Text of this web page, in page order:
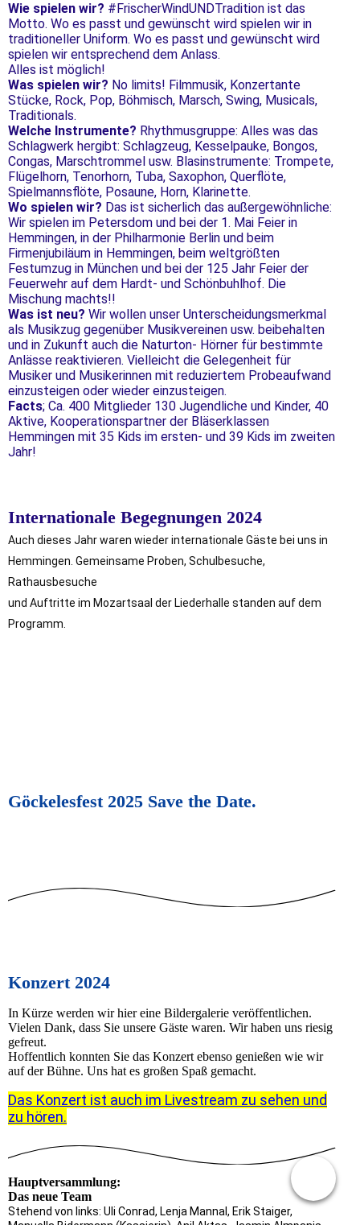
Wie spielen wir? #FrischerWindUNDTradition ist das
Motto. Wo es passt und gewünscht wird spielen wir in
traditioneller Uniform. Wo es passt und gewünscht wird
spielen wir entsprechend dem Anlass.
Alles ist möglich!
Was spielen wir? No limits! Filmmusik, Konzertante
Stücke, Rock, Pop, Böhmisch, Marsch, Swing, Musicals,
Traditionals.
Welche Instrumente? Rhythmusgruppe: Alles was das
Schlagwerk hergibt: Schlagzeug, Kesselpauke, Bongos,
Congas, Marschtrommel usw. Blasinstrumente: Trompete,
Flügelhorn, Tenorhorn, Tuba, Saxophon, Querflöte,
Spielmannsflöte, Posaune, Horn, Klarinette.
Wo spielen wir? Das ist sicherlich das außergewöhnliche:
Wir spielen im Petersdom und bei der 1. Mai Feier in
Hemmingen, in der Philharmonie Berlin und beim
Firmenjubiläum in Hemmingen, beim weltgrößten
Festumzug in München und bei der 125 Jahr Feier der
Feuerwehr auf dem Hardt- und Schönbuhlhof. Die
Mischung machts!!
Was ist neu? Wir wollen unser Unterscheidungsmerkmal
als Musikzug gegenüber Musikvereinen usw. beibehalten
und in Zukunft auch die Naturton- Hörner für bestimmte
Anlässe reaktivieren. Vielleicht die Gelegenheit für
Musiker und Musikerinnen mit reduziertem Probeaufwand
einzusteigen oder wieder einzusteigen.
Facts; Ca. 400 Mitglieder 130 Jugendliche und Kinder, 40
Aktive, Kooperationspartner der Bläserklassen
Hemmingen mit 35 Kids im ersten- und 39 Kids im zweiten
Jahr!
Internationale Begegnungen 2024
Auch dieses Jahr waren wieder internationale Gäste bei uns in
Hemmingen. Gemeinsame Proben, Schulbesuche,
Rathausbesuche
und Auftritte im Mozartsaal der Liederhalle standen auf dem
Programm.
Göckelesfest 2025 Save the Date.
Konzert 2024
In Kürze werden wir hier eine Bildergalerie veröffentlichen.
Vielen Dank, dass Sie unsere Gäste waren. Wir haben uns riesig
gefreut.
Hoffentlich konnten Sie das Konzert ebenso genießen wie wir
auf der Bühne. Uns hat es großen Spaß gemacht.
Das Konzert ist auch im Livestream zu sehen und
zu hören.
Hauptversammlung:
Das neue Team
Stehend von links: Uli Conrad, Lenja Mannal, Erik Staiger,